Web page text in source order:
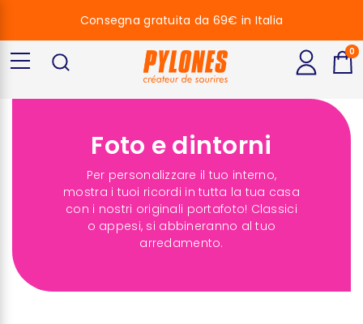
Foto e dintorni
Per personalizzare il tuo interno,
mostra i tuoi ricordi in tutta la tua casa
con i nostri originali portafoto! Classici
o appesi, si abbineranno al tuo
arredamento.
Consegna gratuita da 69€ in Italia
0